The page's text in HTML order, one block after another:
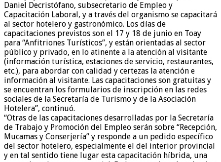
Daniel Decristófano, subsecretario de Empleo y
Capacitación Laboral, y a través del organismo se capacitará
al sector hotelero y gastronómico. Los días de
capacitaciones previstos son el 17 y 18 de junio en Toay
para “Anfitriones Turísticos”, y están orientadas al sector
público y privado, en lo atinente a la atención al visitante
(información turística, estaciones de servicio, restaurantes,
etc.), para abordar con calidad y certezas la atención e
información al visitante. Las capacitaciones son gratuitas y
se encuentran los formularios de inscripción en las redes
sociales de la Secretaría de Turismo y de la Asociación
Hotelera”, continuó.
“Otras de las capacitaciones desarrolladas por la Secretaría
de Trabajo y Promoción del Empleo serán sobre “Recepción,
Mucamas y Conserjería” y responde a un pedido específico
del sector hotelero, especialmente el del interior provincial
y en tal sentido tiene lugar esta capacitación híbrida, una